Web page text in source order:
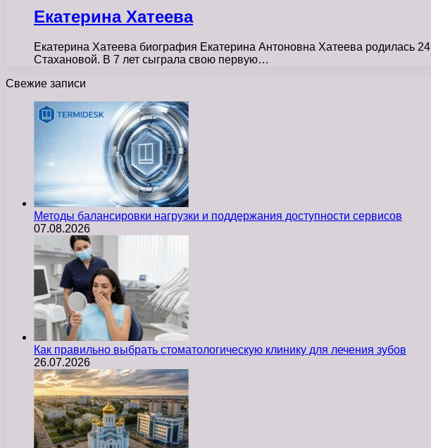
Екатерина Хатеева
Екатерина Хатеева биография Екатерина Антоновна Хатеева родилась
Стахановой. В 7 лет сыграла свою первую…
Свежие записи
Методы балансировки нагрузки и поддержания доступности сервисов
07.08.2026
Как правильно выбрать стоматологическую клинику для лечения зубов
26.07.2026